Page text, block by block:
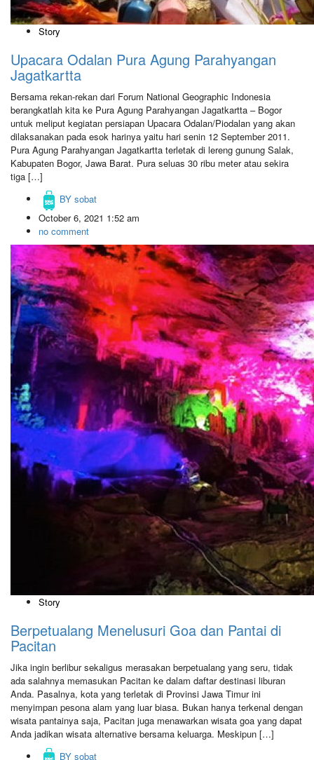
Story
Upacara Odalan Pura Agung Parahyangan
Jagatkartta
Bersama rekan-rekan dari Forum National Geographic Indonesia
berangkatlah kita ke Pura Agung Parahyangan Jagatkartta – Bogor
untuk meliput kegiatan persiapan Upacara Odalan/Piodalan yang akan
dilaksanakan pada esok harinya yaitu hari senin 12 September 2011.
Pura Agung Parahyangan Jagatkartta terletak di lereng gunung Salak,
Kabupaten Bogor, Jawa Barat. Pura seluas 30 ribu meter atau sekira
tiga […]
BY sobat
October 6, 2021 1:52 am
no comment
Story
Berpetualang Menelusuri Goa dan Pantai di
Pacitan
Jika ingin berlibur sekaligus merasakan berpetualang yang seru, tidak
ada salahnya memasukan Pacitan ke dalam daftar destinasi liburan
Anda. Pasalnya, kota yang terletak di Provinsi Jawa Timur ini
menyimpan pesona alam yang luar biasa. Bukan hanya terkenal dengan
wisata pantainya saja, Pacitan juga menawarkan wisata goa yang dapat
Anda jadikan wisata alternative bersama keluarga. Meskipun […]
BY sobat